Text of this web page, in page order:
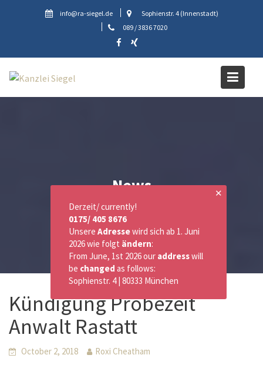
info@ra-siegel.de
Sophienstr. 4 (Innenstadt)
089 / 3836 7020
News
Kündigung Probezeit
Anwalt Rastatt
October 2, 2018 Roxi Cheatham
✕
Derzeit/ currently!
0175/ 405 8676
Unsere Adressewird sich ab 1. Juni
2026 wie folgt ändern:
From June, 1st 2026 our addresswill
be changed as follows:
Sophienstr. 4 | 80333 München